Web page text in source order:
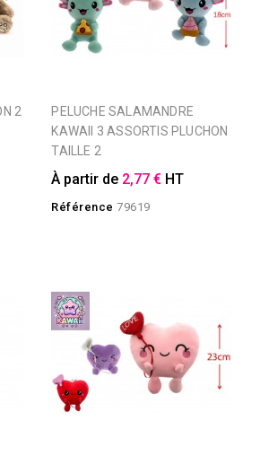
PELUCHE SALAMANDRE
KAWAII 3 ASSORTIS PLUCHON
TAILLE 2
À partir de 2,77 € HT
Référence 79619